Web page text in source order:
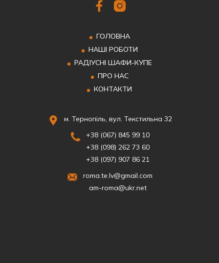
ГОЛОВНА
НАШІ РОБОТИ
РАДІУСНІ ШАФИ-КУПЕ
ПРО НАС
КОНТАКТИ
м. Тернопіль, вул. Текстильна 32
+38 (067) 845 99 10
+38 (098) 262 73 60
+38 (097) 907 86 21
roma.te.lv@gmail.com
am-roma@ukr.net